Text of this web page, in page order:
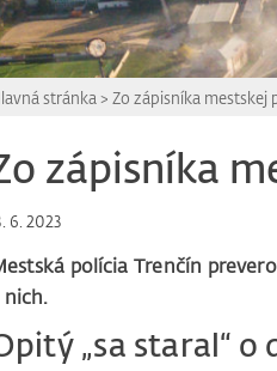
stránka > Zo zápisníka mestskej
zápisníka
6. 2023
polícia Trenčín
nich.
„sa staral“ o